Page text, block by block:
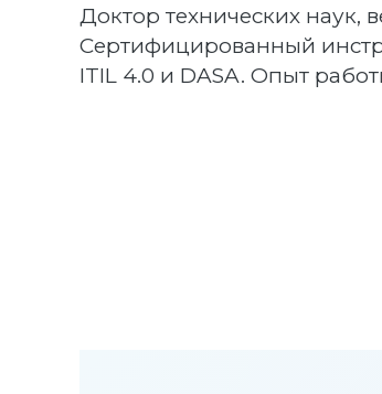
Доктор технических наук,
Сертифицированный
ITIL 4.0 и DASA. Опыт